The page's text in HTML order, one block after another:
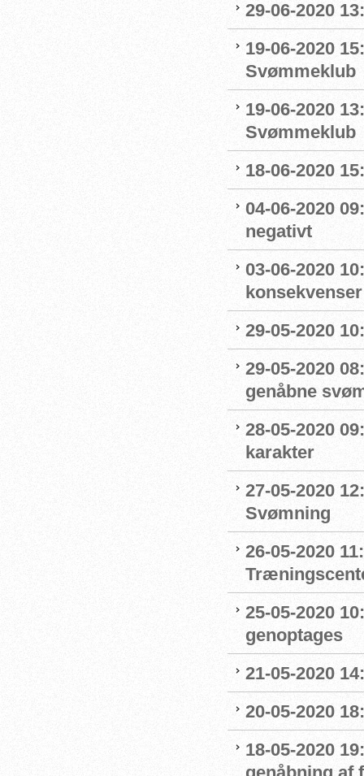
29-06-2020
19-06-2020
Svømmeklub
19-06-2020
Svømmeklub
18-06-2020
04-06-2020
negativt
03-06-2020
29-05-2020
29-05-2020
genåbne
28-05-2020
karakter
27-05-2020
Svømning
26-05-2020
25-05-2020
genoptages
21-05-2020
20-05-2020
18-05-2020